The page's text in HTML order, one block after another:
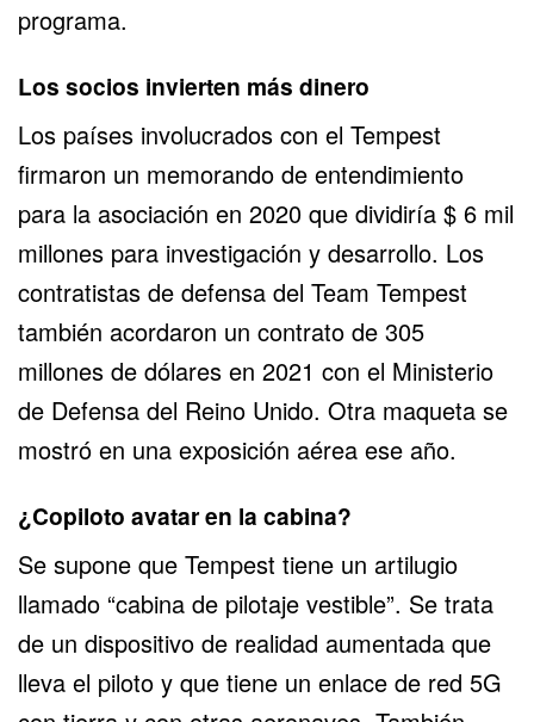
programa.
Los socios invierten más dinero
Los países involucrados con el Tempest
firmaron un memorando de entendimiento
para la asociación en 2020 que dividiría $ 6 mil
millones para investigación y desarrollo. Los
contratistas de defensa del Team Tempest
también acordaron un contrato de 305
millones de dólares en 2021 con el Ministerio
de Defensa del Reino Unido. Otra maqueta se
mostró en una exposición aérea ese año.
¿Copiloto avatar en la cabina?
Se supone que Tempest tiene un artilugio
llamado “cabina de pilotaje vestible”. Se trata
de un dispositivo de realidad aumentada que
lleva el piloto y que tiene un enlace de red 5G